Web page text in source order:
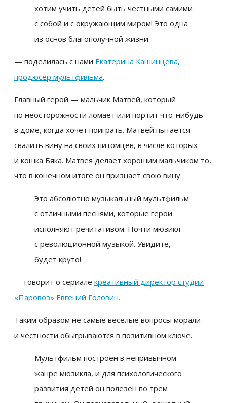
хотим учить детей быть честными самими
с собой и с окружающим миром! Это одна
из основ благополучной жизни.
— поделилась с нами Екатерина Кашинцева,
продюсер мультфильма.
Главный герой — мальчик Матвей, который
по неосторожности ломает или портит что-нибудь
в доме, когда хочет поиграть. Матвей пытается
свалить вину на своих питомцев, в числе которых
и кошка Бяка. Матвея делает хорошим мальчиком то,
что в конечном итоге он признает свою вину.
Это абсолютно музыкальный мультфильм
с отличными песнями, которые герои
исполняют речитативом. Почти мюзикл
с революционной музыкой. Увидите,
будет круто!
— говорит о сериале креативный директор студии
«Паровоз» Евгений Головин.
Таким образом не самые веселые вопросы морали
и честности обыгрываются в позитивном ключе.
Мультфильм построен в непривычном
жанре мюзикла, и для психологического
развития детей он полезен по трем